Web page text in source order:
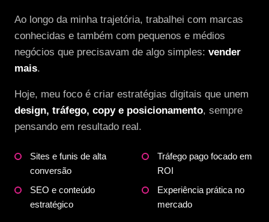
Ao longo da minha trajetória, trabalhei com marcas
conhecidas e também com pequenos e médios
negócios que precisavam de algo simples: vender
mais.
Hoje, meu foco é criar estratégias digitais que unem
design, tráfego, copy e posicionamento, sempre
pensando em resultado real.
Sites e funis de alta
conversão
Tráfego pago focado em
ROI
SEO e conteúdo
estratégico
Experiência prática no
mercado